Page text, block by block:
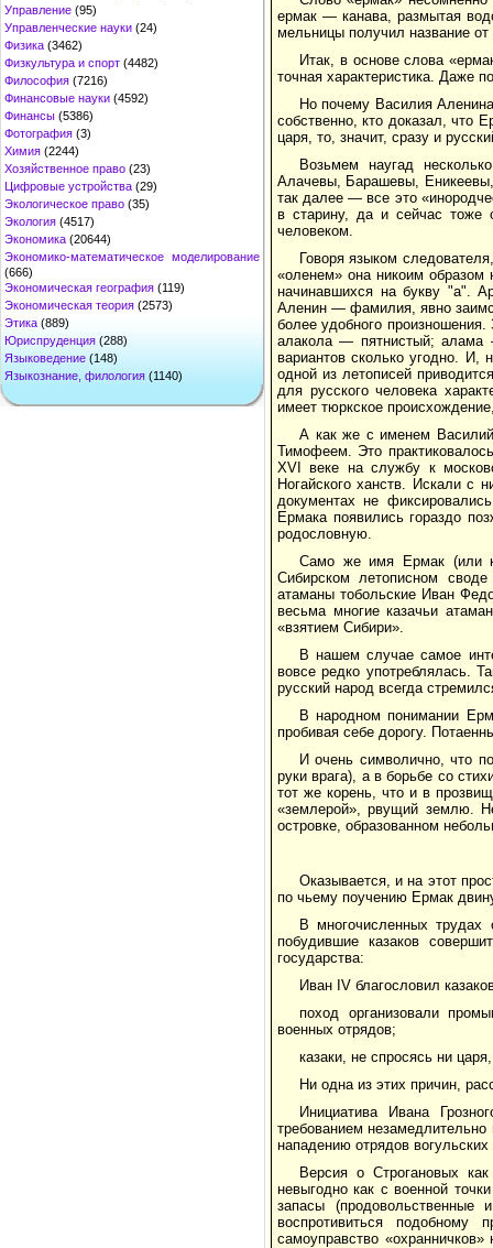
Управление (95)
Управленческие науки (24)
Физика (3462)
Физкультура и спорт (4482)
Философия (7216)
Финансовые науки (4592)
Финансы (5386)
Фотография (3)
Химия (2244)
Хозяйственное право (23)
Цифровые устройства (29)
Экологическое право (35)
Экология (4517)
Экономика (20644)
Экономико-математическое моделирование
(666)
Экономическая география (119)
Экономическая теория (2573)
Этика (889)
Юриспруденция (288)
Языковедение (148)
Языкознание, филология (1140)
ермак — канава, размытая
мельницы получил название
Итак, в основе слова
точная характеристика. Даже
Но почему Василия
собственно, кто доказал, что
царя, то, значит, сразу и
Возьмем наугад
Алачевы, Барашевы,
так далее — все это
в старину, да и сейчас тоже
человеком.
Говоря языком
«оленем» она никоим образом
начинавшихся на букву "а".
Аленин — фамилия, явно
более удобного
алакола — пятнистый;
вариантов сколько угодно.
одной из летописей
для русского человека
имеет тюркское
А как же с именем
Тимофеем. Это
XVI веке на службу к
Ногайского ханств. Искали с
документах не
Ермака появились гораздо
родословную.
Само же имя Ермак (или
Сибирском летописном
атаманы тобольские Иван
весьма многие казачьи
«взятием Сибири».
В нашем случае самое
вовсе редко употреблялась.
русский народ всегда
В народном понимании
пробивая себе дорогу.
И очень символично, что
руки врага), а в борьбе со
тот же корень, что и в
«землерой», рвущий землю.
островке, образованном
Оказывается, и на этот
по чьему поучению Ермак
В многочисленных трудах
побудившие казаков
государства:
Иван IV благословил
поход организовали
военных отрядов;
казаки, не спросясь ни
Ни одна из этих причин,
Инициатива Ивана
требованием незамедлительно
нападению отрядов
Версия о Строгановых
невыгодно как с военной
запасы
воспротивиться
самоуправство